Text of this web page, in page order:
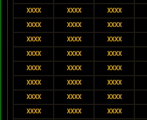
XXXX XXXX XXXX
XXXX XXXX XXXX
XXXX XXXX XXXX
XXXX XXXX XXXX
XXXX XXXX XXXX
XXXX XXXX XXXX
XXXX XXXX XXXX
XXXX XXXX XXXX